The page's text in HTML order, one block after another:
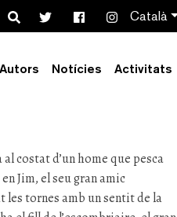
Search Català
Autors Notícies Activitats
costat d’un home que pesca
Jim, el seu gran amic
les tornes amb un sentit de la